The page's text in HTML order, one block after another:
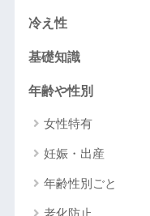
冷え性
基礎知識
年齢や性別
女性特有
妊娠・出産
年齢性別ごと